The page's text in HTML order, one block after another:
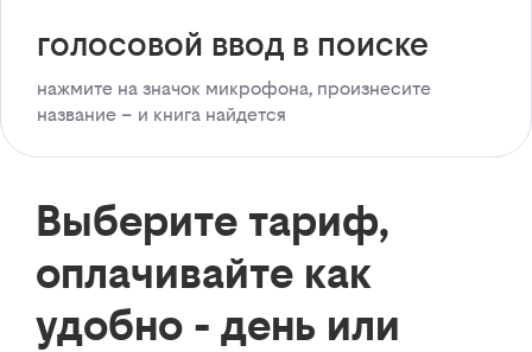
голосовой ввод в поиске
нажмите на значок микрофона, произнесите
название – и книга найдется
Выберите тариф,
оплачивайте как
удобно - день или